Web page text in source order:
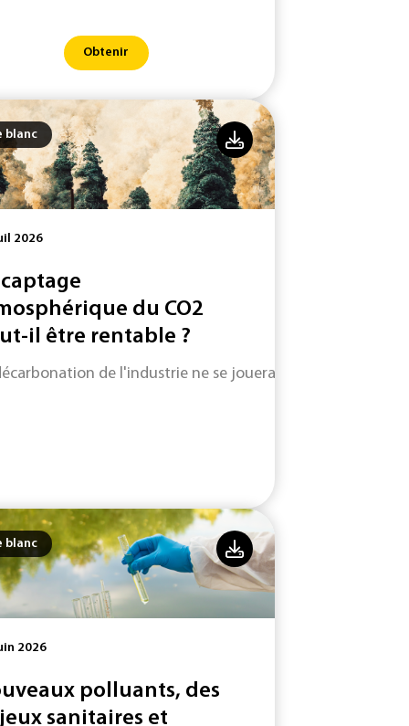
Obtenir
blanc
2026
captage
du CO2
il être rentable ?
de l'industrie ne se jouera pas uniquement
blanc
2026
polluants, des
sanitaires et